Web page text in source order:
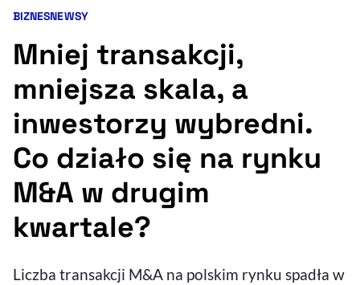
Ułatwienia dostępności wspierają:
Sprawdź, jak i dlaczego zwiększamy dostępność
Kategorie artykułu:
BIZNESNEWSY
Mniej transakcji,
mniejsza skala, a
inwestorzy wybredni.
Co działo się na rynku
M&A w drugim
kwartale?
Liczba transakcji M&A na polskim rynku spadła w